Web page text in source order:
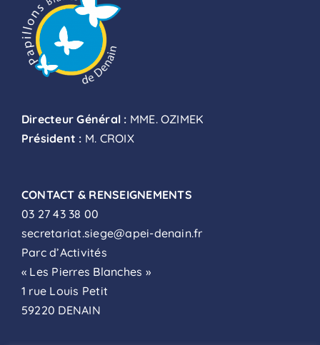
Directeur Général : MME. OZIMEK
Président : M. CROIX
CONTACT & RENSEIGNEMENTS
03 27 43 38 00
secretariat.siege@apei-denain.fr
Parc d’Activités
« Les Pierres Blanches »
1 rue Louis Petit
59220 DENAIN